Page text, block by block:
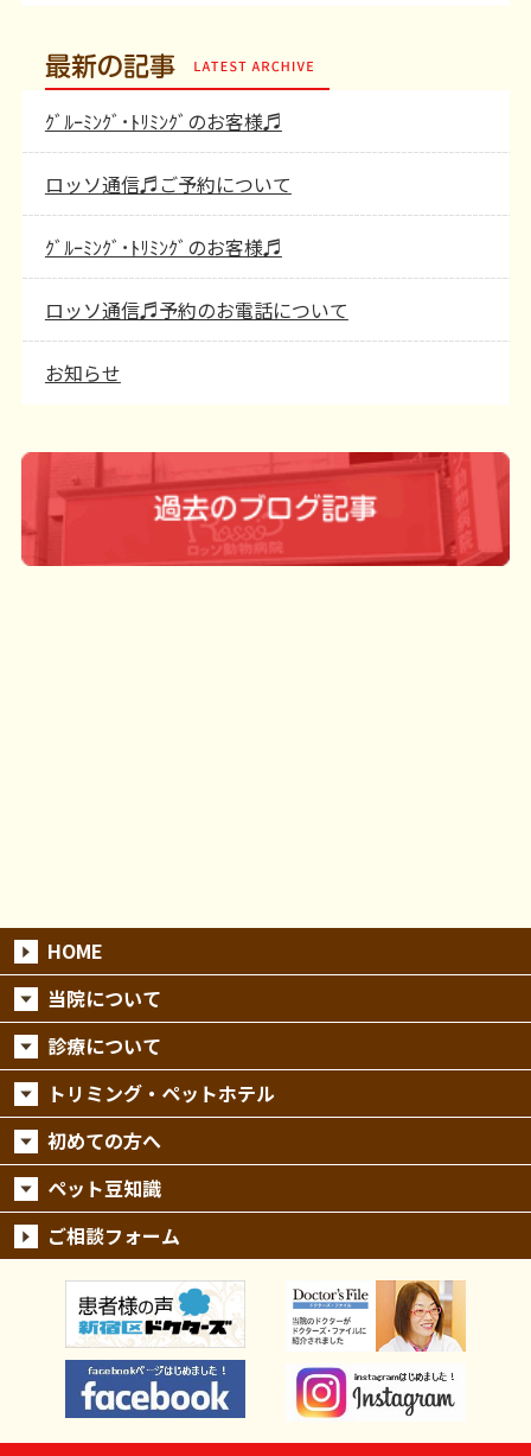
最新の記事
ｸﾞﾙｰﾐﾝｸﾞ･ﾄﾘﾐﾝｸﾞのお客様♬
ロッソ通信♬ご予約について
ｸﾞﾙｰﾐﾝｸﾞ･ﾄﾘﾐﾝｸﾞのお客様♬
ロッソ通信♬予約のお電話について
お知らせ
HOME
当院について
診療について
トリミング・ペットホテル
初めての方へ
ペット豆知識
ご相談フォーム